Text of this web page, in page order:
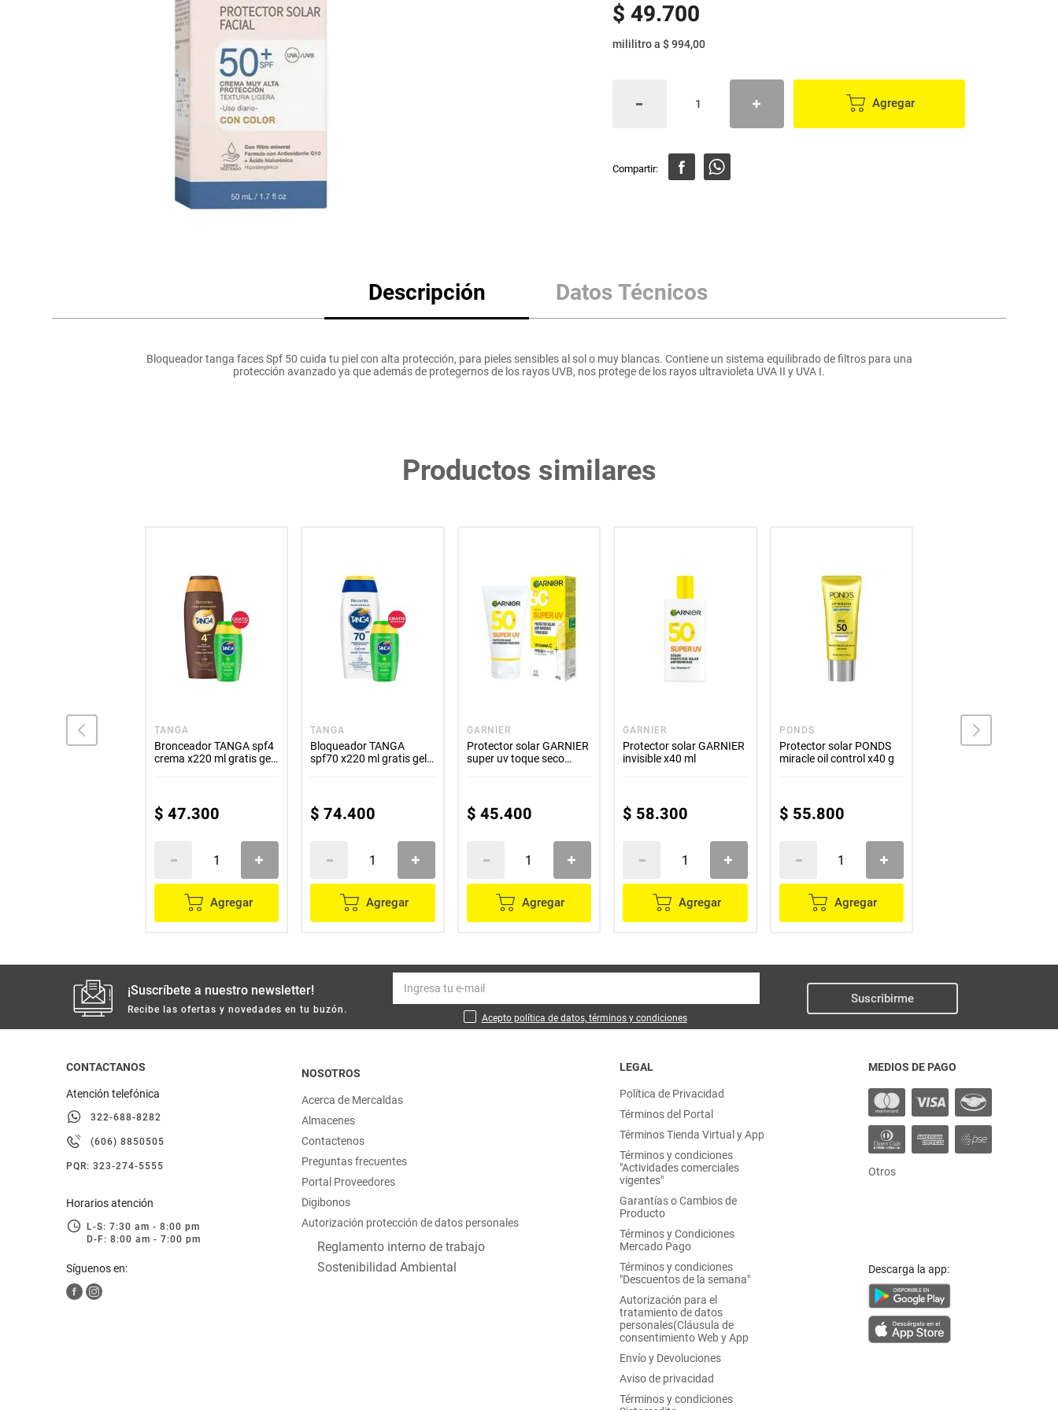
lácteos y refrigerados
otros
$49.700
mililitroa $ 994,00
Agregar
Descripción Datos Técnicos
Bloqueador tanga faces Spf 50 cuida tu piel con alta protección, para pieles sensibles al sol o muy blancas. Contiene un sistema equilibrado de filtros para una
protección avanzado ya que además de protegernos de los rayos UVB, nos protege de los rayos ultravioleta UVA II y UVA I.
Productos similares
TANGA faces
TANGA
Bronceador TANGA spf4
crema x220 ml gratis gel
$ 47.300
Agregar
TANGA
Bloqueador TANGA
spf70 x220 ml gratis gel
$ 74.400
Agregar
GARNIER
Protector solar GARNIER
super uv toque seco
$ 45.400
Agregar
GARNIER
Protector solar GARNIER
invisible x40 ml
$ 58.300
Agregar
PONDS
Protector solar PONDS
miracle oil control x40 g
$ 55.800
Agregar
Protector solar NUDE
¡Suscríbete a nuestro newsletter!
Recibe las ofertas y novedades en tu buzón.
Acepto política de datos, términos y condiciones
Suscribirme
CONTACTANOS
Atención telefónica
322-688-8282
(606) 8850505
PQR: 323-274-5555
Horarios atención
L-S: 7:30 am - 8:00 pm
D-F: 8:00 am - 7:00 pm
Síguenos en:
NOSOTROS
Acerca de Mercaldas
Almacenes
Contactenos
Preguntas frecuentes
Portal Proveedores
Digibonos
Autorización protección de datos personales
Reglamento interno de trabajo
Sostenibilidad Ambiental
LEGAL
Política de Privacidad
Términos del Portal
Términos Tienda Virtual y App
Términos y condiciones
"Actividades comerciales
vigentes"
Garantías o Cambios de
Producto
Términos y Condiciones
Mercado Pago
Términos y condiciones
"Descuentos de la semana"
Autorización para el
tratamiento de datos
personales(Cláusula de
consentimiento Web y App
Envío y Devoluciones
Aviso de privacidad
Términos y condiciones
MEDIOS DE PAGO
Otros
Descarga la app: